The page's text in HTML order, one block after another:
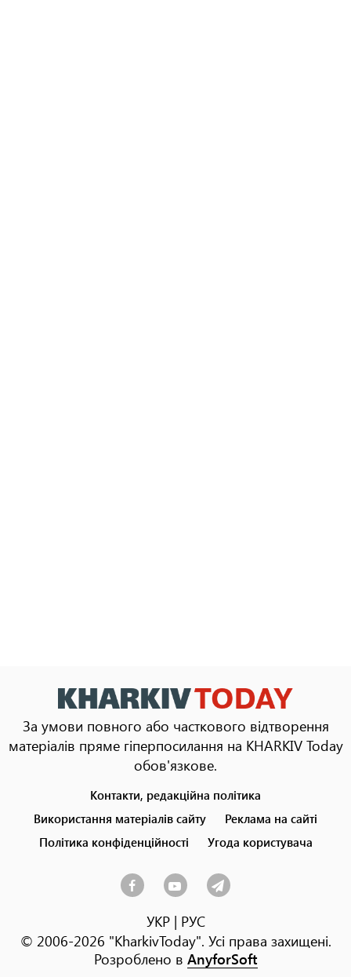
За умови повного або часткового відтворення
матеріалів пряме гіперпосилання на KHARKIV Today
обов'язкове.
menu
Контакти, редакційна політика
Використання матеріалів сайту
Реклама на сайті
Політика конфіденційності
Угода користувача
УКР| РУС
© 2006-2026 "KharkivToday". Усі права захищені.
Розроблено в AnyforSoft